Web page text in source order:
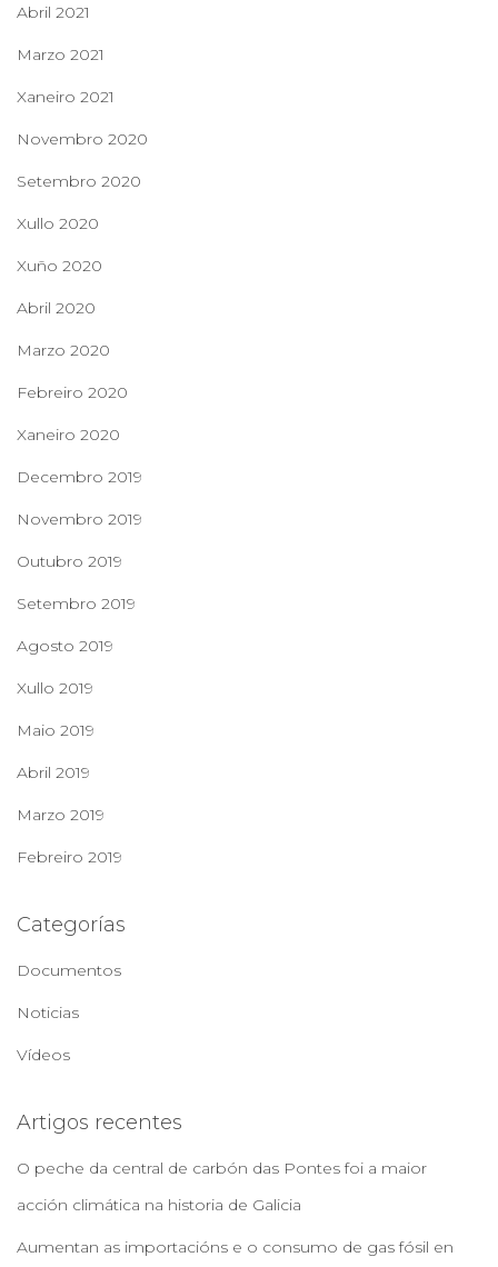
Abril 2021
Marzo 2021
Xaneiro 2021
Novembro 2020
Setembro 2020
Xullo 2020
Xuño 2020
Abril 2020
Marzo 2020
Febreiro 2020
Xaneiro 2020
Decembro 2019
Novembro 2019
Outubro 2019
Setembro 2019
Agosto 2019
Xullo 2019
Maio 2019
Abril 2019
Marzo 2019
Febreiro 2019
Categorías
Documentos
Noticias
Vídeos
Artigos recentes
O peche da central de carbón das Pontes foi a maior
acción climática na historia de Galicia
Aumentan as importacións e o consumo de gas fósil en